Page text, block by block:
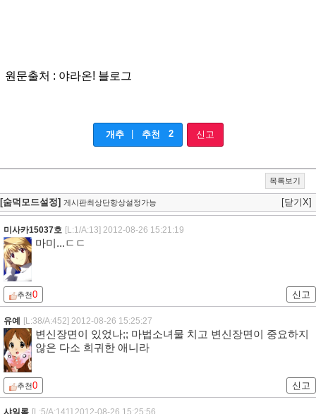
원문출처 : 야라온! 블로그
개추 추천 2 신고
목록보기
[숨덕모드설정] 게시판최상단항상설정가능 [닫기X]
미사카15037호 [L:1/A:13] 2012-08-26 15:21:19
마미...ㄷㄷ
추천0 신고
유예 [L:38/A:452] 2012-08-26 15:25:27
변신장면이 있었나;; 마법소녀물 치고 변신장면이 중요하지
않은 다소 희귀한 애니라
추천0 신고